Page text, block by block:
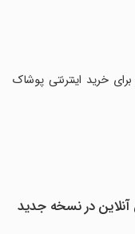
خرید اینترنتی پوشاک
آنلاین در نسخه جدید